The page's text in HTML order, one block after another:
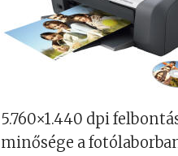
5.760×1.440 dpi
minősége a